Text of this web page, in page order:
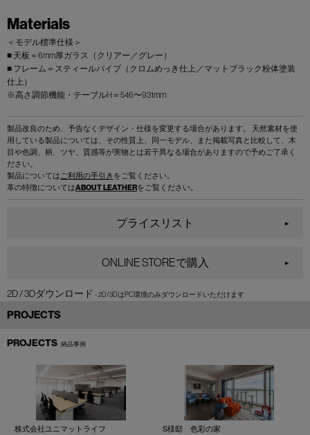
Materials
＜モデル標準仕様＞
■ 天板＝6mm厚ガラス（クリアー／グレー）
■ フレーム＝スティールパイプ（クロムめっき仕上／マットブラック粉体塗装
仕上）
※高さ調節機能・テーブルH＝546〜931mm
製品改良のため、予告なくデザイン・仕様を変更する場合があります。 天然素材を使
用している製品については、その性質上、同一モデル、また掲載写真と比較して、木
目や色調、柄、ツヤ、質感等が実物とは若干異なる場合がありますので予めご了承く
ださい。
製品については ご利用の手引き をご覧ください。
革の特徴についてはABOUT LEATHERをご覧ください。
プライスリスト
ONLINE STOREで購入
2D / 3Dダウンロード
PROJECTS
PROJECTS 納品事例
株式会社ユニマットライフ S様邸 色彩の家